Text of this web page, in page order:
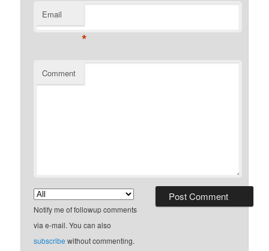
Email
*
Comment
Notify me of followup comments
via e-mail. You can also
subscribe without commenting.